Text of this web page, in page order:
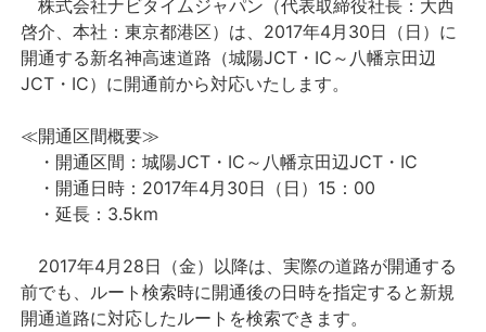
おしらせ
個人向けサービス
法人向けサービス
採用情報
株式会社ナビタイムジャパン（代表取締役社長：大西
啓介、本社：東京都港区）は、2017年4月30日（日）に
開通する新名神高速道路（城陽JCT・IC～八幡京田辺
JCT・IC）に開通前から対応いたします。
≪開通区間概要≫
・開通区間：城陽JCT・IC～八幡京田辺JCT・IC
・開通日時：2017年4月30日（日）15：00
・延長：3.5km
2017年4月28日（金）以降は、実際の道路が開通する
前でも、ルート検索時に開通後の日時を指定すると新規
開通道路に対応したルートを検索できます。